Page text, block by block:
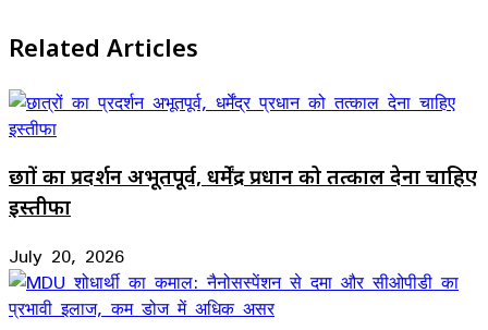
Related Articles
छात्रों का प्रदर्शन अभूतपूर्व, धर्मेंद्र प्रधान को तत्काल देना चाहिए
इस्तीफा
July 20, 2026